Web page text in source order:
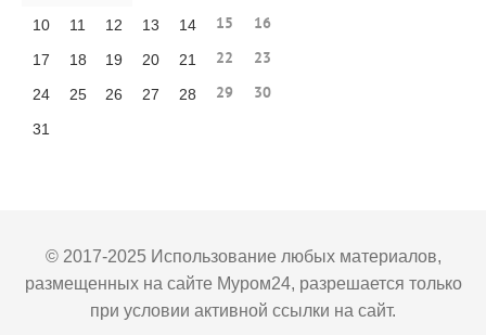
10 11 12 13 14 15 16
17 18 19 20 21 22 23
24 25 26 27 28 29 30
31
© 2017-2025 Использование любых материалов,
размещенных на сайте Муром24, разрешается только
при условии активной ссылки на сайт.